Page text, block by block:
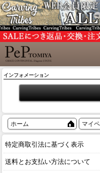
インフォメーション
ホーム マイ
特定商取引法に基づく表示
送料とお支払い方法について